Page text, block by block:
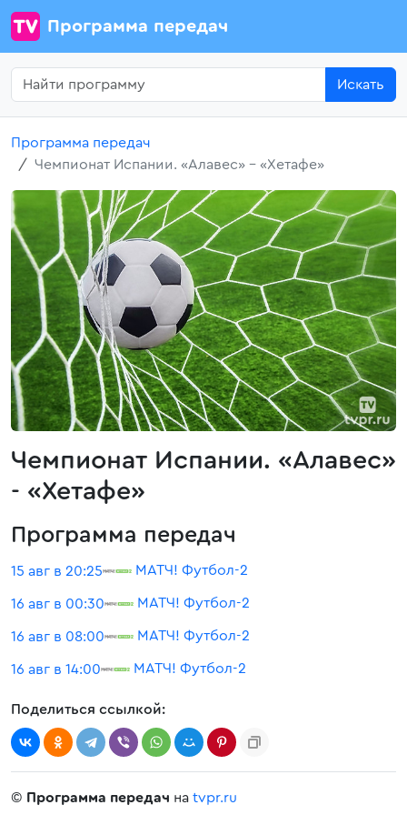
Программа передач
Искать
Программа передач
Чемпионат Испании. «Алавес» - «Хетафе»
Чемпионат Испании. «Алавес»
- «Хетафе»
Программа передач
15 авг в 20:25 МАТЧ! Футбол-2
16 авг в 00:30 МАТЧ! Футбол-2
16 авг в 08:00 МАТЧ! Футбол-2
16 авг в 14:00 МАТЧ! Футбол-2
Поделиться ссылкой:
© Программа передач на tvpr.ru